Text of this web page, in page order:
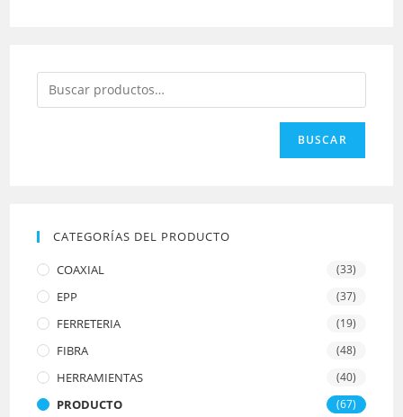
BUSCAR
CATEGORÍAS DEL PRODUCTO
COAXIAL (33)
EPP (37)
FERRETERIA (19)
FIBRA (48)
HERRAMIENTAS (40)
PRODUCTO (67)